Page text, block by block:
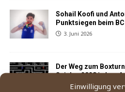
Einwilligung
Sohail Koofi und
Punktsiegen beim
3. Juni 2026
Der Weg zum
Spielen 2028 in Los
21. Mai 2026